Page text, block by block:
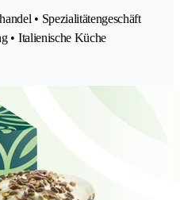
• Spezialitätengeschäft
• Italienische Küche